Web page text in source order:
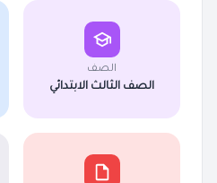
الصف
الصف الثالث الابتدائي